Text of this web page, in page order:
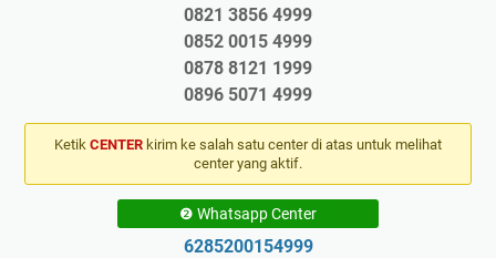
0821 3856 4999
0852 0015 4999
0878 8121 1999
0896 5071 4999
Ketik CENTER kirim ke salah satu center di atas untuk melihat
center yang aktif.
❷ Whatsapp Center
6285200154999